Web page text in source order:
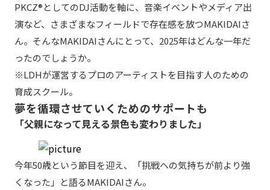
PKCZ®としてのDJ活動を軸に、音楽イベントやメディア出
演など、さまざまなフィールドで存在感を放つMAKIDAIさ
ん。そんなMAKIDAIさんにとって、2025年はどんな一年だ
ったのでしょうか。
※LDHが運営するプロのアーティストを目指す人のための
育成スクール。
夢を循環させていくためのサポートも
「父親になって見える景色も変わりました」
今年50歳という節目を迎え、「挑戦への気持ちが前より強
くなった」と語るMAKIDAIさん。